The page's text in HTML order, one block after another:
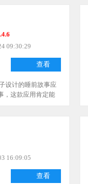
查看
09:30:29
设计的睡前故事应
，这款应用肯定能
查看
16:09:05